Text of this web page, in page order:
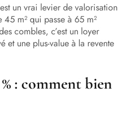
un vrai levier de valorisation
m² qui passe à 65 m²
combles, c’est un loyer
et une plus-value à la revente
% : comment bien